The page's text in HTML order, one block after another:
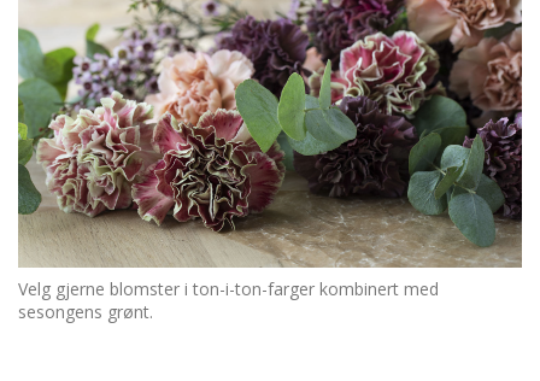
Velg gjerne blomster i ton-i-ton-farger kombinert med
sesongens grønt.